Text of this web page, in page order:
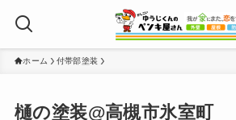
ホーム 付帯部塗装
樋の塗装@高槻市氷室町